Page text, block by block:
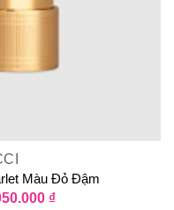
Màu Đỏ Đậm
₫